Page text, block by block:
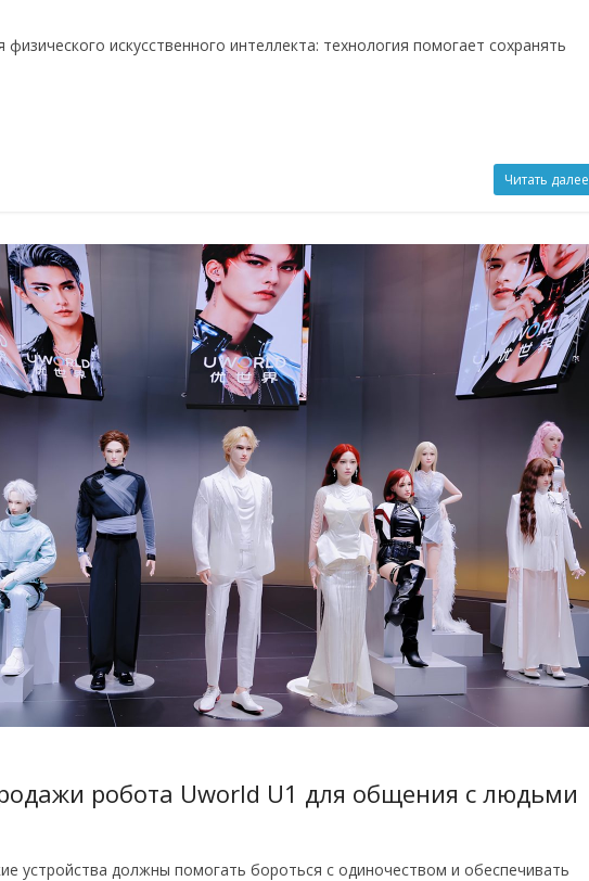
искусственного интеллекта: технология помогает сохранять
Читать далее
робота Uworld U1 для общения с людьми
устройства должны помогать бороться с одиночеством и обеспечивать